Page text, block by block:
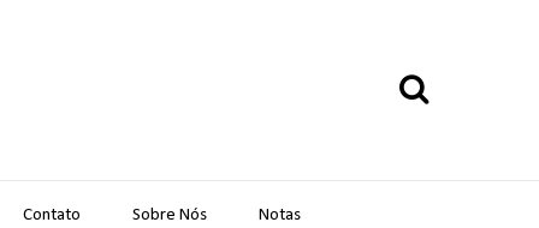
Contato Sobre Nós Notas